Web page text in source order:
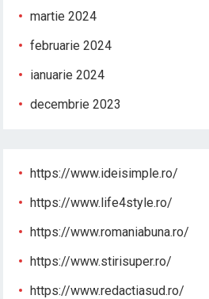
martie 2024
februarie 2024
ianuarie 2024
decembrie 2023
https://www.ideisimple.ro/
https://www.life4style.ro/
https://www.romaniabuna.ro/
https://www.stirisuper.ro/
https://www.redactiasud.ro/